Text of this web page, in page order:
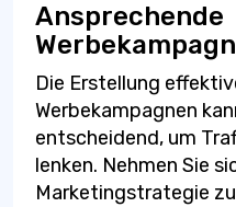
Ansprechende
Die Erstellung
Werbekampagnen
entscheidend, um
lenken. Nehmen Sie
Marketingstrategie